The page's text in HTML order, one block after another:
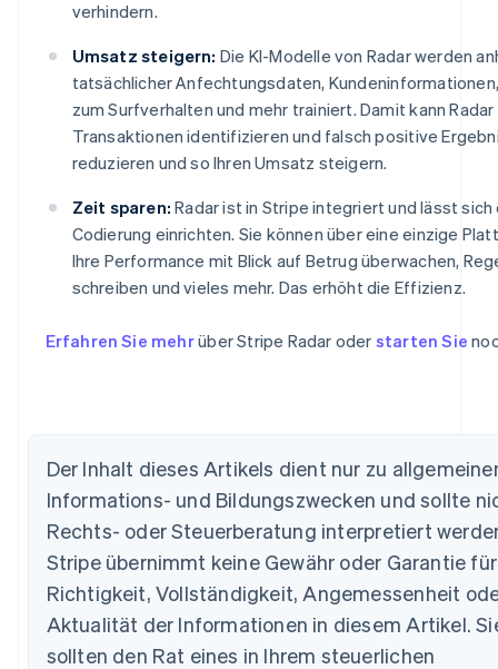
verhindern.
Umsatz steigern: Die KI-Modelle von Radar werden
tatsächlicher Anfechtungsdaten,
zum Surfverhalten und mehr trainiert. Damit kann
Transaktionen identifizieren und falsch positive
reduzieren und so Ihren Umsatz steigern.
Zeit sparen: Radar ist in Stripe integriert und lässt sich
Codierung einrichten. Sie können über eine einzige
Ihre Performance mit Blick auf Betrug überwachen,
schreiben und vieles mehr. Das erhöht die Effizienz.
Erfahren Sie mehrüber Stripe Radar oder starten Sie
Der Inhalt dieses Artikels dient nur zu
Informations- und Bildungszwecken und sollte
Rechts- oder Steuerberatung interpretiert
Stripe übernimmt keine Gewähr oder Garantie
Richtigkeit, Vollständigkeit, Angemessenheit
Aktualität der Informationen in diesem Artikel.
sollten den Rat eines in Ihrem steuerlichen
English
Belgien
Nederlands FrançaisDeutsch English
Brasilien
Português English
Bulgarien